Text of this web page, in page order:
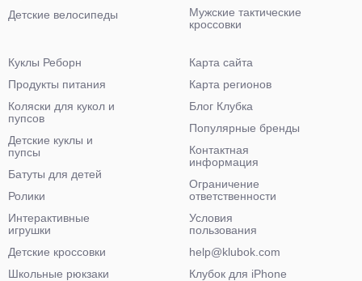
Детские велосипеды
Мужские тактические
кроссовки
Куклы Реборн
Продукты питания
Коляски для кукол и
пупсов
Детские куклы и
пупсы
Батуты для детей
Ролики
Интерактивные
игрушки
Детские кроссовки
Школьные рюкзаки
Карта сайта
Карта регионов
Блог Клубка
Популярные бренды
Контактная
информация
Ограничение
ответственности
Условия
пользования
help@klubok.com
Клубок для iPhone